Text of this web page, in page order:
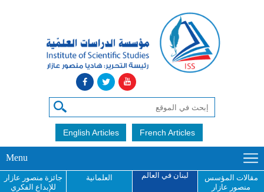
English Articles French Articles
Menu
مقالات المؤسس
منصور عازار
لبنان في العالم العلمانية
جائزة منصور عازار
للإبداع الفكري